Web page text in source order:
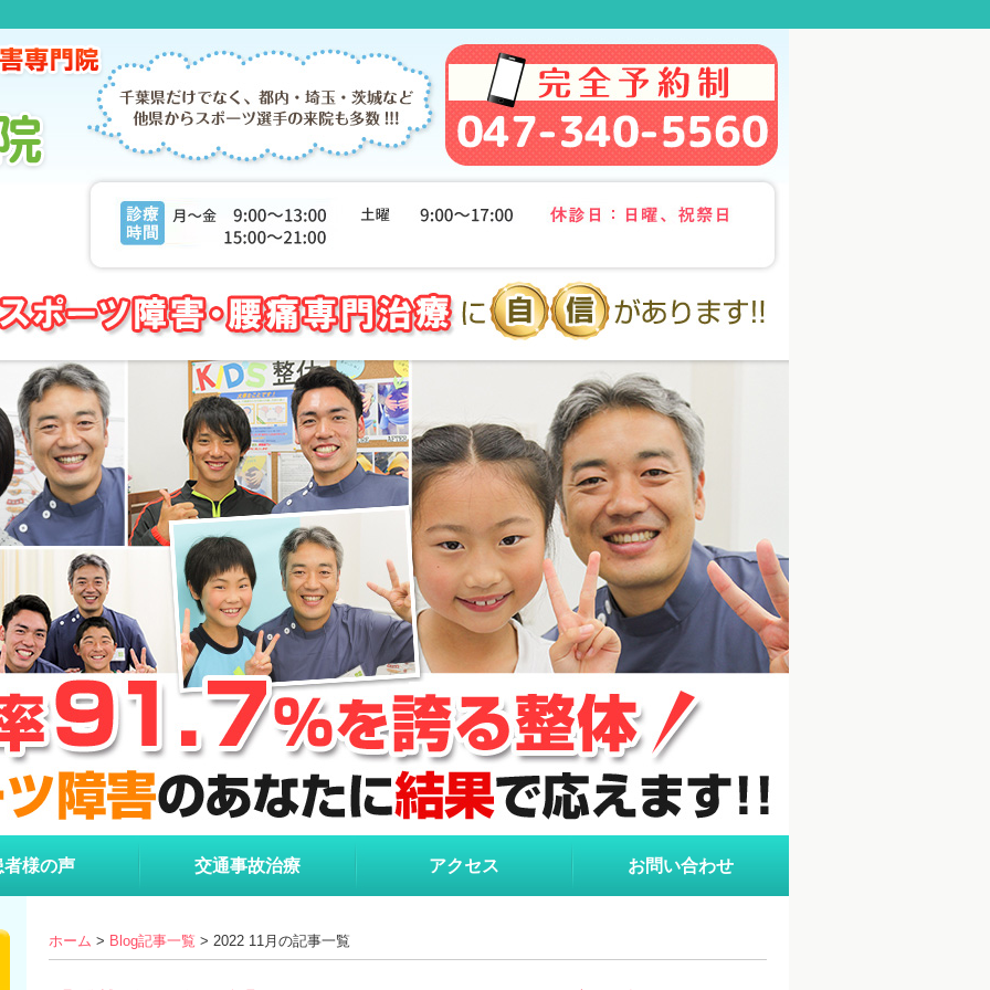
者様の声 交通事故治療 アクセス お問い合わせ
ホーム > Blog記事一覧 > 2022 11月の記事一覧